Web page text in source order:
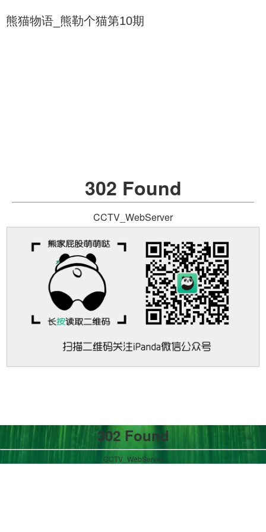
熊猫物语_熊勒个猫第10期
302 Found
CCTV_WebServer
302 Found
CCTV_WebServer